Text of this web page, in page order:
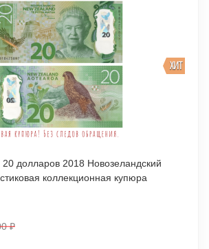
ХИТ
долларов 2018 Новозеландский
Пластиковая коллекционная купюра
₽